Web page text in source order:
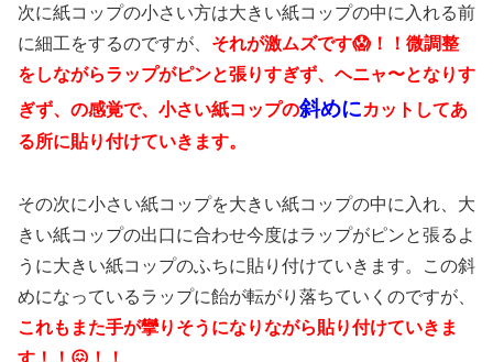
次に紙コップの小さい方は大きい紙コップの中に入れる前
に細工をするのですが、 それが激ムズです😱！！微調整
をしながらラップがピンと張りすぎず、ヘニャ〜となりす
ぎず、の感覚で、小さい紙コップの斜めにカットしてあ
る所に貼り付けていきます。
その次に小さい紙コップを大きい紙コップの中に入れ、大
きい紙コップの出口に合わせ今度はラップがピンと張るよ
うに大きい紙コップのふちに貼り付けていきます。この斜
めになっているラップに飴が転がり落ちていくのですが、
これもまた手が攣りそうになりながら貼り付けていきま
す！！😖！！